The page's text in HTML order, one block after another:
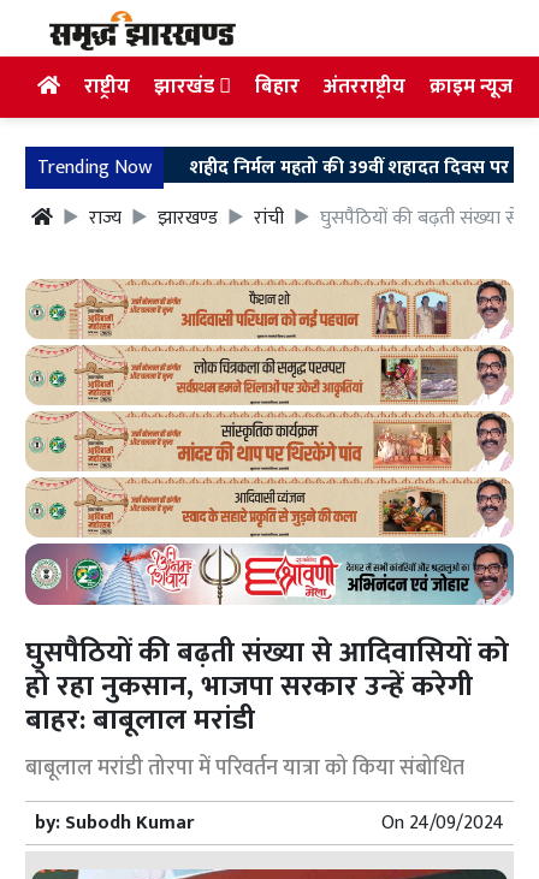
राष्ट्रीय झारखंड बिहार अंतरराष्ट्रीय क्राइम न्यूज
Trending Nowशहीद निर्मल महतो की 39वीं शहादत दिवस पर उलियान
राज्य
झारखण्ड रांची घुसपैठियों की बढ़ती संख्या से
घुसपैठियों की बढ़ती संख्या से आदिवासियों को
हो रहा नुकसान, भाजपा सरकार उन्हें करेगी
बाहर: बाबूलाल मरांडी
बाबूलाल मरांडी तोरपा में परिवर्तन यात्रा को किया संबोधित
by:Subodh Kumar On24/09/2024